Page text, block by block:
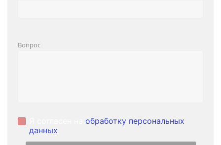
Вопрос
обработку персональных
данных